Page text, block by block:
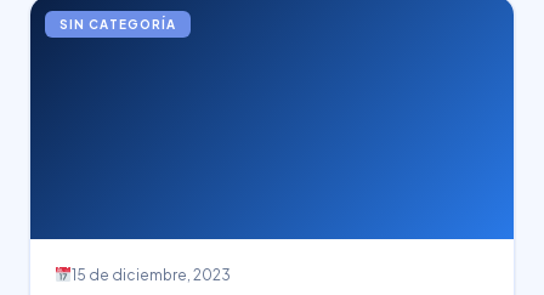
SIN CATEGORÍA
15 de diciembre, 2023